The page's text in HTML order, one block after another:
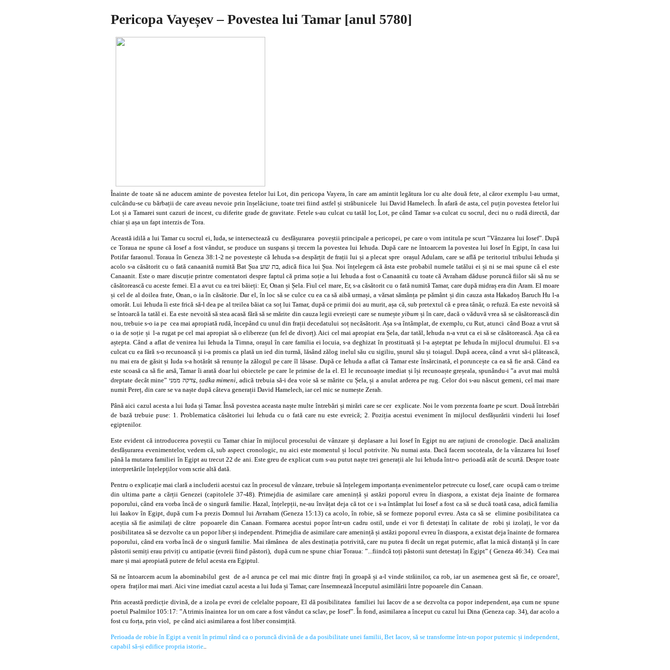
Pericopa Vayeșev – Povestea lui Tamar [anul 5780]
Înainte de toate să ne aducem aminte de povestea fetelor lui Lot, din pericopa Vayera, în care am amintit legătura lor cu alte două fete, al căror exemplu l-au urmat,
culcându-se cu bărbații de care aveau nevoie prin înșelăciune, toate trei fiind astfel și străbunicele lui David Hamelech. În afară de asta, cel puțin povestea fetelor lui
Lot și a Tamarei sunt cazuri de incest, cu diferite grade de gravitate. Fetele s-au culcat cu tatăl lor, Lot, pe când Tamar s-a culcat cu socrul, deci nu o rudă directă, dar
chiar și așa un fapt interzis de Tora.
Această idilă a lui Tamar cu socrul ei, Iuda, se intersectează cu desfășurarea poveștii principale a pericopei, pe care o vom intitula pe scurt ”Vânzarea lui Iosef”. După
ce Toraua ne spune că Iosef a fost vândut, se produce un suspans și trecem la povestea lui Iehuda. După care ne întoarcem la povestea lui Iosef în Egipt, în casa lui
Potifar faraonul. Toraua în Geneza 38:1-2 ne povestește că Iehuda s-a despărțit de frații lui și a plecat spre orașul Adulam, care se află pe teritoriul tribului Iehuda și
acolo s-a căsătorit cu o fată canaanită numită Bat Șua בת שוע, adică fiica lui Șua. Noi înțelegem că ăsta este probabil numele tatălui ei și ni se mai spune că el este
Canaanit. Este o mare discuție printre comentatori despre faptul că prima soție a lui Iehuda a fost o Canaanită cu toate că Avraham dăduse poruncă fiilor săi să nu se
căsătorească cu aceste femei. El a avut cu ea trei băieți: Er, Onan și Șela. Fiul cel mare, Er, s-a căsătorit cu o fată numită Tamar, care după midraș era din Aram. El moare
și cel de al doilea frate, Onan, o ia în căsătorie. Dar el, în loc să se culce cu ea ca să aibă urmași, a vărsat sămânța pe pământ și din cauza asta Hakadoș Baruch Hu l-a
omorât. Lui Iehuda îi este frică să-l dea pe al treilea băiat ca soț lui Tamar, după ce primii doi au murit, așa că, sub pretextul că e prea tânăr, o refuză. Ea este nevoită să
se întoarcă la tatăl ei. Ea este nevoită să stea acasă fără să se mărite din cauza legii evreiești care se numeșteyibum și în care, dacă o văduvă vrea să se căsătorească din
nou, trebuie s-o ia pe cea mai apropiată rudă, începând cu unul din frații decedatului soț necăsătorit. Așa s-a întâmplat, de exemplu, cu Rut, atunci când Boaz a vrut să
o ia de soție și l-a rugat pe cel mai apropiat să o elibereze (un fel de divorț). Aici cel mai apropiat era Șela, dar tatăl, Iehuda n-a vrut ca ei să se căsătorească. Așa că ea
aștepta. Când a aflat de venirea lui Iehuda la Timna, orașul în care familia ei locuia, s-a deghizat în prostituată și l-a așteptat pe Iehuda în mijlocul drumului. El s-a
culcat cu ea fără s-o recunoască și i-a promis ca plată un ied din turmă, lăsând zălog inelul său cu sigiliu, șnurul său și toiagul. După aceea, când a vrut să-i plătească,
nu mai era de găsit și Iuda s-a hotărât să renunțe la zălogul pe care îl lăsase. După ce Iehuda a aflat că Tamar este însărcinată, el poruncește ca ea să fie arsă. Când ea
este scoasă ca să fie arsă, Tamar îi arată doar lui obiectele pe care le primise de la el. El le recunoaște imediat și își recunoaște greșeala, spunându-i ”a avut mai multă
dreptate decât mine” צדקה ממני, țadka mimeni , adică trebuia să-i dea voie să se mărite cu Șela, și a anulat arderea pe rug. Celor doi s-au născut gemeni, cel mai mare
numit Pereț, din care se va naște după câteva generații David Hamelech, iar cel mic se numește Zerah.
Până aici cazul acesta a lui Iuda și Tamar. Însă povestea aceasta naște multe întrebări și mirări care se cer explicate. Noi le vom prezenta foarte pe scurt. Două întrebări
de bază trebuie puse: 1. Problematica căsătoriei lui Iehuda cu o fată care nu este evreică; 2. Poziția acestui eveniment în mijlocul desfășurării vinderii lui Iosef
egiptenilor.
Este evident că introducerea poveștii cu Tamar chiar în mijlocul procesului de vânzare și deplasare a lui Iosef în Egipt nu are rațiuni de cronologie. Dacă analizăm
desfășurarea evenimentelor, vedem că, sub aspect cronologic, nu aici este momentul și locul potrivite. Nu numai asta. Dacă facem socoteala, de la vânzarea lui Iosef
până la mutarea familiei în Egipt au trecut 22 de ani. Este greu de explicat cum s-au putut naște trei generații ale lui Iehuda într-o perioadă atât de scurtă. Despre toate
interpretările înțelepților vom scrie altă dată.
Pentru o explicație mai clară a includerii acestui caz în procesul de vânzare, trebuie să înțelegem importanța evenimentelor petrecute cu Iosef, care ocupă cam o treime
din ultima parte a cărții Genezei (capitolele 37-48). Primejdia de asimilare care amenință și astăzi poporul evreu în diaspora, a existat deja înainte de formarea
poporului, când era vorba încă de o singură familie. Hazal, înțelepții, ne-au învățat deja că tot ce i s-a întâmplat lui Iosef a fost ca să se ducă toată casa, adică familia
lui Iaakov în Egipt, după cum I-a prezis Domnul lui Avraham (Geneza 15:13) ca acolo, în robie, să se formeze poporul evreu. Asta ca să se elimine posibilitatea ca
aceștia să fie asimilați de către popoarele din Canaan. Formarea acestui popor într-un cadru ostil, unde ei vor fi detestați în calitate de robi și izolați, le vor da
posibilitatea să se dezvolte ca un popor liber și independent. Primejdia de asimilare care amenință și astăzi poporul evreu în diaspora, a existat deja înainte de formarea
poporului, când era vorba încă de o singură familie. Mai rămânea de ales destinația potrivită, care nu putea fi decât un regat puternic, aflat la mică distanță și în care
păstorii semiți erau priviți cu antipatie (evreii fiind păstori), după cum ne spune chiar Toraua: ”...fiindcă toți păstorii sunt detestați în Egipt” ( Geneza 46:34). Cea mai
mare și mai apropiată putere de felul acesta era Egiptul.
Să ne întoarcem acum la abominabilul gest de a-l arunca pe cel mai mic dintre frați în groapă și a-l vinde străinilor, ca rob, iar un asemenea gest să fie, ce oroare!,
opera fraților mai mari. Aici vine imediat cazul acesta a lui Iuda și Tamar, care însemnează începutul asimilării între popoarele din Canaan.
Prin această predicție divină, de a izola pe evrei de celelalte popoare, El dă posibilitatea familiei lui Iacov de a se dezvolta ca popor independent, așa cum ne spune
poetul Psalmilor 105:17: ”A trimis înaintea lor un om care a fost vândut ca sclav, pe Iosef”. În fond, asimilarea a început cu cazul lui Dina (Geneza cap. 34), dar acolo a
fost cu forța, prin viol, pe când aici asimilarea a fost liber consimțită.
Perioada de robie în Egipt a venit în primul rând ca o poruncă divină de a da posibilitate unei familii, Bet Iacov, să se transforme într-un popor puternic și independent,
capabil să-și edifice propria istorie